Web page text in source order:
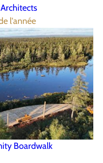
l'année
Boardwalk